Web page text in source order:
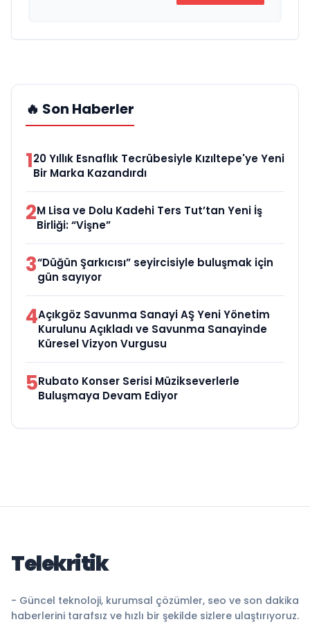
🔥 Son Haberler
120 Yıllık Esnaflık Tecrübesiyle Kızıltepe'ye Yeni
Bir Marka Kazandırdı
2M Lisa ve Dolu Kadehi Ters Tut’tan Yeni İş
Birliği: “Vişne”
3“Düğün Şarkıcısı” seyircisiyle buluşmak için
gün sayıyor
4Açıkgöz Savunma Sanayi AŞ Yeni Yönetim
Kurulunu Açıkladı ve Savunma Sanayinde
Küresel Vizyon Vurgusu
5Rubato Konser Serisi Müzikseverlerle
Buluşmaya Devam Ediyor
Telekritik
- Güncel teknoloji, kurumsal çözümler, seo ve son dakika
haberlerini tarafsız ve hızlı bir şekilde sizlere ulaştırıyoruz.